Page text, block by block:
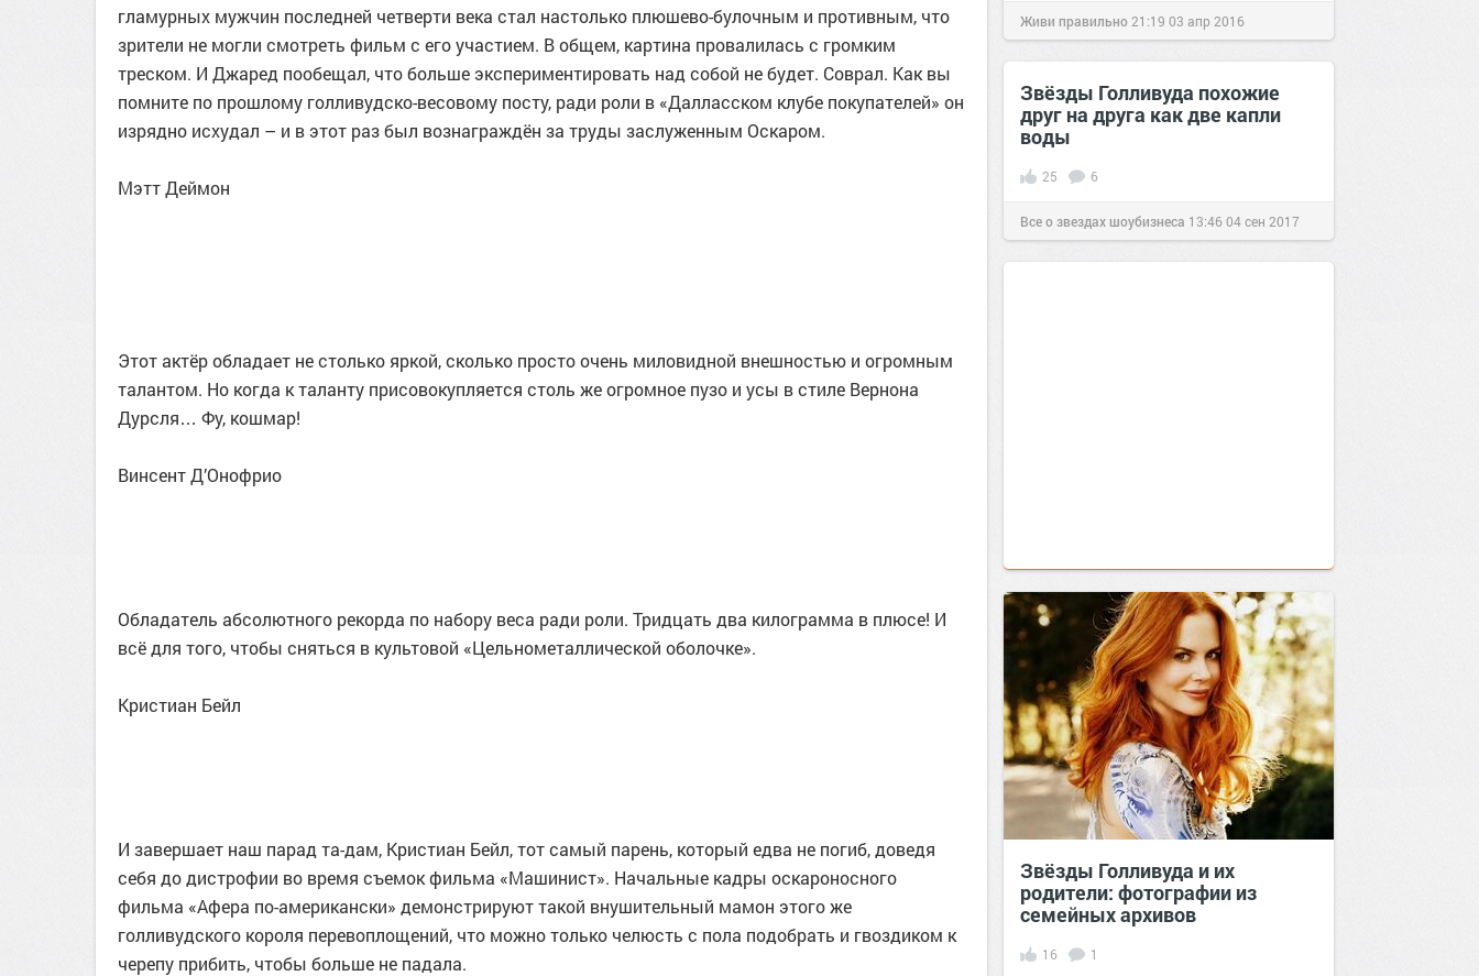
гламурных мужчин последней четверти века стал настолько плюшево-булочным и противным, что
зрители не могли смотреть фильм с его участием. В общем, картина провалилась с громким
треском. И Джаред пообещал, что больше экспериментировать над собой не будет. Соврал. Как вы
помните по прошлому голливудско-весовому посту, ради роли в «Далласском клубе покупателей» он
изрядно исхудал – и в этот раз был вознаграждён за труды заслуженным Оскаром.
Мэтт Деймон
Этот актёр обладает не столько яркой, сколько просто очень миловидной внешностью и огромным
талантом. Но когда к таланту присовокупляется столь же огромное пузо и усы в стиле Вернона
Дурсля… Фу, кошмар!
Винсент Д’Онофрио
Обладатель абсолютного рекорда по набору веса ради роли. Тридцать два килограмма в плюсе! И
всё для того, чтобы сняться в культовой «Цельнометаллической оболочке».
Кристиан Бейл
И завершает наш парад та-дам, Кристиан Бейл, тот самый парень, который едва не погиб, доведя
себя до дистрофии во время съемок фильма «Машинист». Начальные кадры оскароносного
фильма «Афера по-американски» демонстрируют такой внушительный мамон этого же
голливудского короля перевоплощений, что можно только челюсть с пола подобрать и гвоздиком к
черепу прибить, чтобы больше не падала.
Живи правильно 21:19 03 апр 2016
Звёзды Голливуда похожие
друг на друга как две капли
воды
25 6
Все о звездах шоубизнеса 13:4604 сен 2017
Звёзды Голливуда и их
родители: фотографии из
семейных архивов
16 1